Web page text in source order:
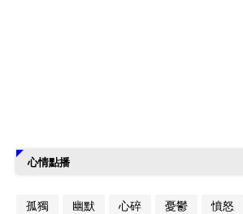
心情點播
孤獨 幽默 心碎 憂鬱 憤怒